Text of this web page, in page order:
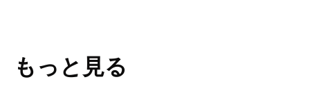
もっと見る